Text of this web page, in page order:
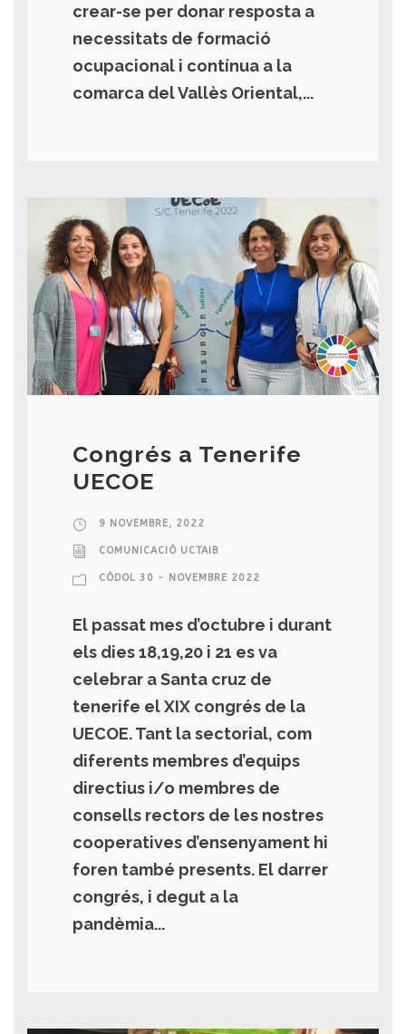
crear-se per donar resposta a
necessitats de formació
ocupacional i contínua a la
comarca del Vallès Oriental,...
Congrés a Tenerife
UECOE
9 NOVEMBRE, 2022
COMUNICACIÓ UCTAIB
CÒDOL 30 - NOVEMBRE 2022
El passat mes d’octubre i durant
els dies 18,19,20 i 21 es va
celebrar a Santa cruz de
tenerife el XIX congrés de la
UECOE. Tant la sectorial, com
diferents membres d’equips
directius i/o membres de
consells rectors de les nostres
cooperatives d’ensenyament hi
foren també presents. El darrer
congrés, i degut a la
pandèmia...